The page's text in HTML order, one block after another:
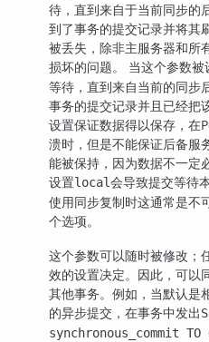
待，直到来自于当前同步的
到了事务的提交记录并将其
被丢失，除非主服务器和所
损坏的问题。 当这个参数被
等待，直到来自当前的同步
事务的提交记录并且已经把
设置保证数据得以保存，在
溃时，但是不能保证后备服
能被保持，因为数据不一定
设置local会导致提交等待
使用同步复制时这通常是不
个选项。
这个参数可以随时被修改；
效的设置决定。因此，可以
其他事务。例如，当默认是
的异步提交，在事务中发出
synchronous_commit TO